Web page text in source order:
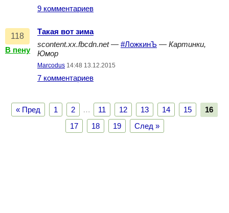
9 комментариев
118
В пену
Такая вот зима
scontent.xx.fbcdn.net— #ЛожкинЪ — Картинки,
Юмор
Marcodus 14:48 13.12.2015
7 комментариев
« Пред 1 2 … 11 12 13 14 15
16
17
18 19 След »